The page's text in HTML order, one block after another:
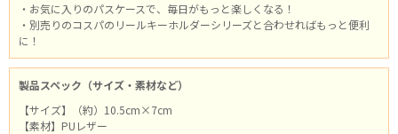
・お気に入りのパスケースで、毎日がもっと楽しくなる！
・別売りのコスパのリールキーホルダーシリーズと合わせればもっと便利
に！
製品スペック（サイズ・素材など）
【サイズ】（約）10.5cm×7cm
【素材】PUレザー